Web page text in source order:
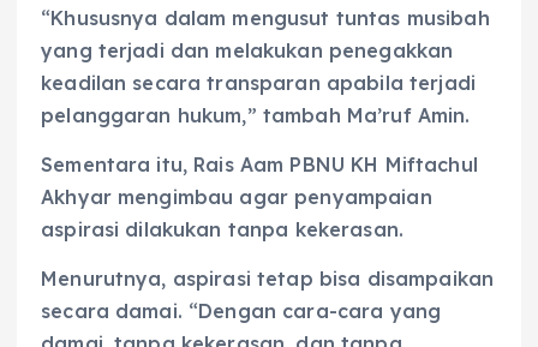
“Khususnya dalam mengusut tuntas musibah
yang terjadi dan melakukan penegakkan
keadilan secara transparan apabila terjadi
pelanggaran hukum,” tambah Ma’ruf Amin.
Sementara itu, Rais Aam PBNU KH Miftachul
Akhyar mengimbau agar penyampaian
aspirasi dilakukan tanpa kekerasan.
Menurutnya, aspirasi tetap bisa disampaikan
secara damai. “Dengan cara-cara yang